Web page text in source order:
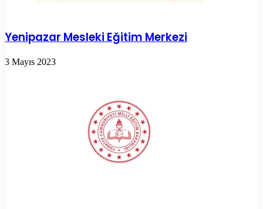
Yenipazar Mesleki Eğitim Merkezi
3 Mayıs 2023